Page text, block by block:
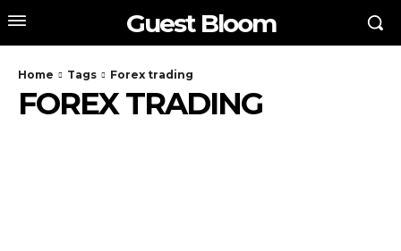
Guest Bloom
Home Tags Forex trading
FOREX TRADING